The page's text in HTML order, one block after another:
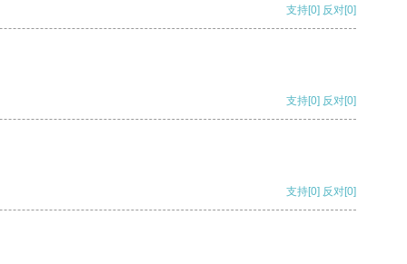
支持[0] 反对[0]
支持[0] 反对[0]
支持[0] 反对[0]